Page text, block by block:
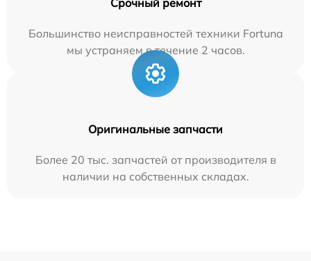
Большинство неисправностей техники Fortuna
мы устраняем в течение 2 часов.
Оригинальные запчасти
Более 20 тыс. запчастей от производителя в
наличии на собственных складах.